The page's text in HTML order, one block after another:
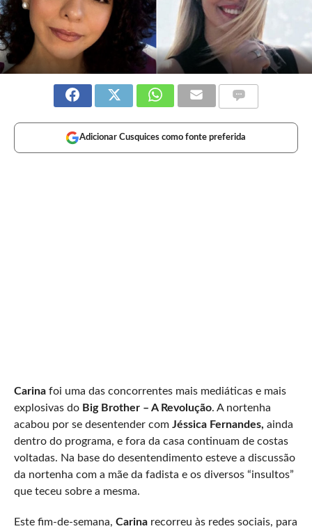
Adicionar Cusquices como fonte preferida
Carinafoi uma das concorrentes mais mediáticas e mais
explosivas doBig Brother – A Revolução. A nortenha
acabou por se desentender com Jéssica Fernandes, ainda
dentro do programa, e fora da casa continuam de costas
voltadas. Na base do desentendimento esteve a discussão
da nortenha com a mãe da fadista e os diversos “insultos”
que teceu sobre a mesma.
Este fim-de-semana, Carinarecorreu às redes sociais, para